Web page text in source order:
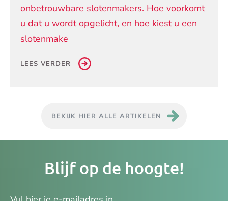
onbetrouwbare slotenmakers. Hoe voorkomt
u dat u wordt opgelicht, en hoe kiest u een
slotenmake
LEES VERDER
BEKIJK HIER ALLE ARTIKELEN
Blijf op de hoogte!